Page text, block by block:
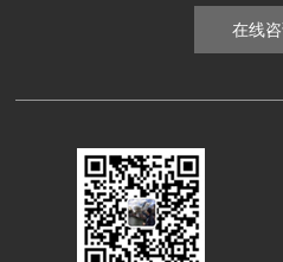
在线